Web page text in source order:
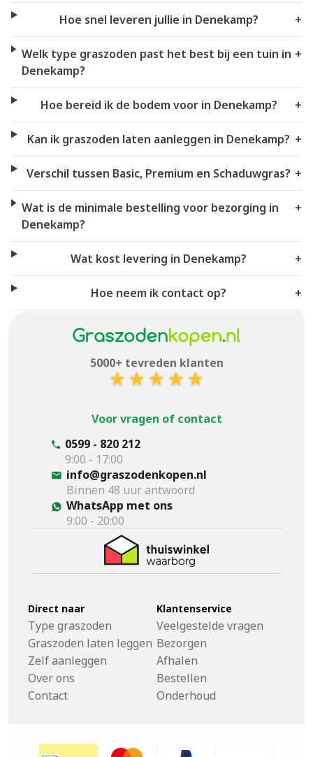
Hoe snel leveren jullie in Denekamp? +
Welk type graszoden past het best bij een tuin in
Denekamp?
+
Hoe bereid ik de bodem voor in Denekamp? +
Kan ik graszoden laten aanleggen in Denekamp? +
Verschil tussen Basic, Premium en Schaduwgras? +
Wat is de minimale bestelling voor bezorging in
Denekamp?
+
Wat kost levering in Denekamp? +
Hoe neem ik contact op? +
5000+ tevreden klanten
Voor vragen of contact
0599 - 820 212
9:00 - 17:00
info@graszodenkopen.nl
Binnen 48 uur antwoord
WhatsApp met ons
9:00 - 20:00
Direct naar
Type graszoden
Graszoden laten leggen
Zelf aanleggen
Over ons
Contact
Klantenservice
Veelgestelde vragen
Bezorgen
Afhalen
Bestellen
Onderhoud